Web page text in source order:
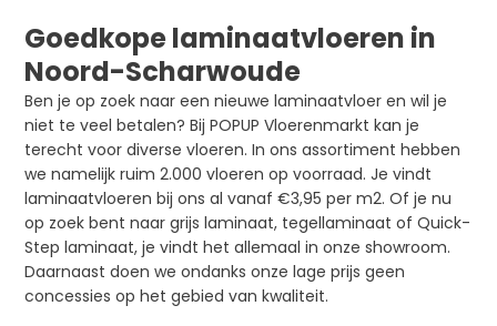
Goedkope laminaatvloeren in
Noord-Scharwoude
Ben je op zoek naar een nieuwe laminaatvloer en wil je
niet te veel betalen? Bij POPUP Vloerenmarkt kan je
terecht voor diverse vloeren. In ons assortiment hebben
we namelijk ruim 2.000 vloeren op voorraad. Je vindt
laminaatvloeren bij ons al vanaf €3,95 per m2. Of je nu
op zoek bent naar grijs laminaat, tegellaminaat of Quick-
Step laminaat, je vindt het allemaal in onze showroom.
Daarnaast doen we ondanks onze lage prijs geen
concessies op het gebied van kwaliteit.